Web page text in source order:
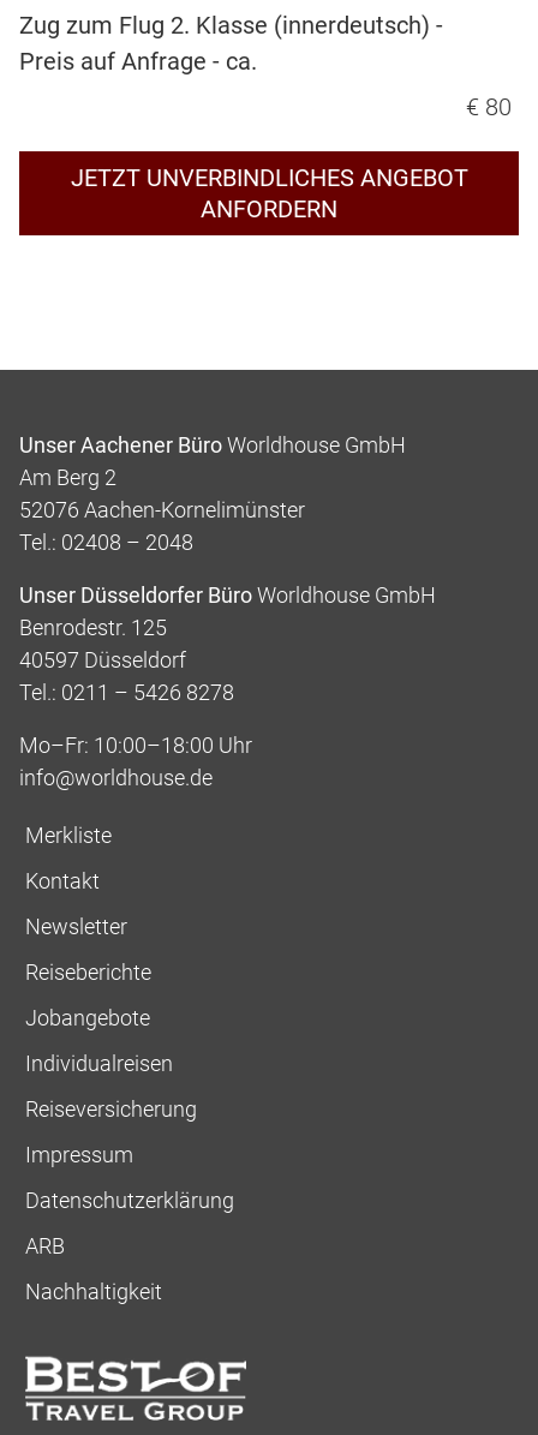
Zug zum Flug 2. Klasse (innerdeutsch) -
Preis auf Anfrage - ca.
€ 80
JETZT UNVERBINDLICHES ANGEBOT
ANFORDERN
Unser Aachener BüroWorldhouse GmbH
Am Berg 2
52076 Aachen-Kornelimünster
Tel.: 02408 – 2048
Unser Düsseldorfer BüroWorldhouse GmbH
Benrodestr. 125
40597 Düsseldorf
Tel.: 0211 – 5426 8278
Mo–Fr: 10:00–18:00 Uhr
info@worldhouse.de
Merkliste
Kontakt
Newsletter
Reiseberichte
Jobangebote
Individualreisen
Reiseversicherung
Impressum
Datenschutzerklärung
ARB
Nachhaltigkeit